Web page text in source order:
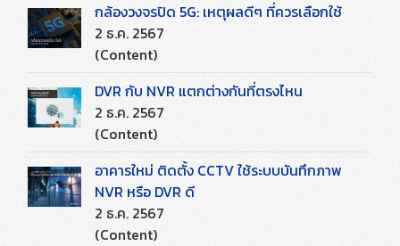
กล้องวงจรปิด 5G: เหตุผลดีๆ ที่ควรเลือกใช้
2 ธ.ค. 2567
(Content)
DVR กับ NVR แตกต่างกันที่ตรงไหน
2 ธ.ค. 2567
(Content)
อาคารใหม่ ติดตั้ง CCTV ใช้ระบบบันทึกภาพ
NVR หรือ DVR ดี
2 ธ.ค. 2567
(Content)